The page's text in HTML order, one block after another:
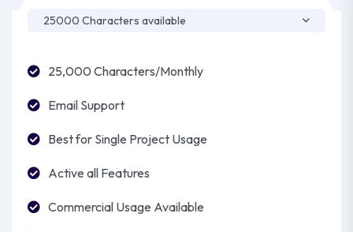
25,000 Characters/Monthly
Email Support
Best for Single Project Usage
Active all Features
Commercial Usage Available